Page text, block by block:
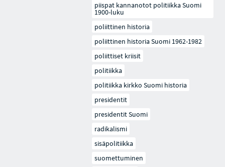
piispat kannanotot politiikka Suomi
1900-luku
poliittinen historia
poliittinen historia Suomi 1962-1982
poliittiset kriisit
politiikka
politiikka kirkko Suomi historia
presidentit
presidentit Suomi
radikalismi
sisäpolitiikka
suomettuminen